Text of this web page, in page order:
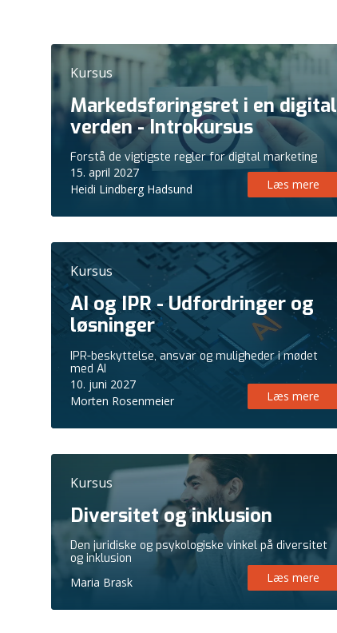
Kursus
Markedsføringsret i en digital
verden - Introkursus
Forstå de vigtigste regler for digital marketing
15. april 2027
Heidi Lindberg Hadsund
Læs mere
Kursus
AI og IPR - Udfordringer og
løsninger
IPR-beskyttelse, ansvar og muligheder i mødet
med AI
10. juni 2027
Morten Rosenmeier
Læs mere
Kursus
Diversitet og inklusion
Den juridiske og psykologiske vinkel på diversitet
og inklusion
Maria Brask
Læs mere